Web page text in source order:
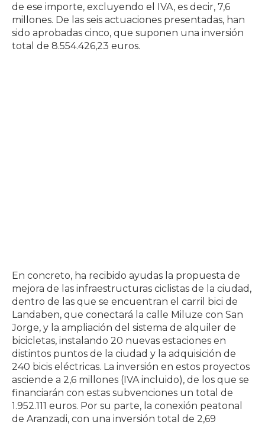
de ese importe, excluyendo el IVA, es decir, 7,6
millones. De las seis actuaciones presentadas, han
sido aprobadas cinco, que suponen una inversión
total de 8.554.426,23 euros.
En concreto, ha recibido ayudas la propuesta de
mejora de las infraestructuras ciclistas de la ciudad,
dentro de las que se encuentran el carril bici de
Landaben, que conectará la calle Miluze con San
Jorge, y la ampliación del sistema de alquiler de
bicicletas, instalando 20 nuevas estaciones en
distintos puntos de la ciudad y la adquisición de
240 bicis eléctricas. La inversión en estos proyectos
asciende a 2,6 millones (IVA incluido), de los que se
financiarán con estas subvenciones un total de
1.952.111 euros. Por su parte, la conexión peatonal
de Aranzadi, con una inversión total de 2,69